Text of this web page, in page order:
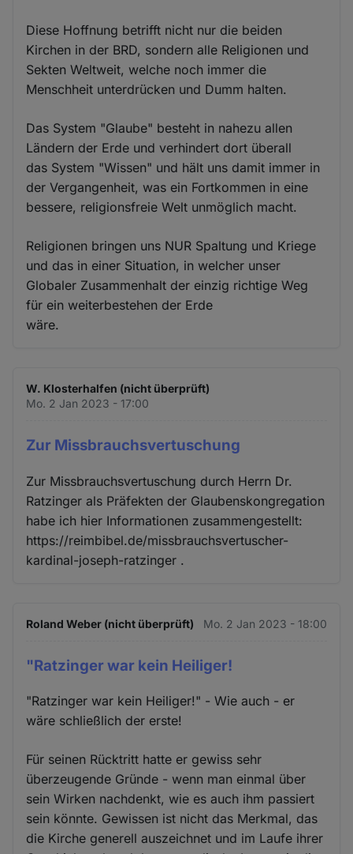
Diese Hoffnung betrifft nicht nur die beiden
Kirchen in der BRD, sondern alle Religionen und
Sekten Weltweit, welche noch immer die
Menschheit unterdrücken und Dumm halten.
Das System "Glaube" besteht in nahezu allen
Ländern der Erde und verhindert dort überall
das System "Wissen" und hält uns damit immer in
der Vergangenheit, was ein Fortkommen in eine
bessere, religionsfreie Welt unmöglich macht.
Religionen bringen uns NUR Spaltung und Kriege
und das in einer Situation, in welcher unser
Globaler Zusammenhalt der einzig richtige Weg
für ein weiterbestehen der Erde
wäre.
W. Klosterhalfen (nicht überprüft)
Mo. 2 Jan 2023 - 17:00
Zur Missbrauchsvertuschung
Zur Missbrauchsvertuschung durch Herrn Dr.
Ratzinger als Präfekten der Glaubenskongregation
habe ich hier Informationen zusammengestellt:
https://reimbibel.de/missbrauchsvertuscher-
kardinal-joseph-ratzinger .
Roland Weber (nicht überprüft) Mo. 2 Jan 2023 - 18:00
"Ratzinger war kein Heiliger!
"Ratzinger war kein Heiliger!" - Wie auch - er
wäre schließlich der erste!
Für seinen Rücktritt hatte er gewiss sehr
überzeugende Gründe - wenn man einmal über
sein Wirken nachdenkt, wie es auch ihm passiert
sein könnte. Gewissen ist nicht das Merkmal, das
die Kirche generell auszeichnet und im Laufe ihrer